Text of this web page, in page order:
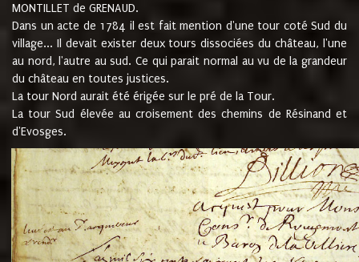
MONTILLET de GRENAUD.
Dans un acte de 1784 il est fait mention d'une tour coté Sud du
village... Il devait exister deux tours dissociées du château, l'une
au nord, l'autre au sud. Ce qui parait normal au vu de la grandeur
du château en toutes justices.
La tour Nord aurait été érigée sur le pré de la Tour.
La tour Sud élevée au croisement des chemins de Résinand et
d'Evosges.